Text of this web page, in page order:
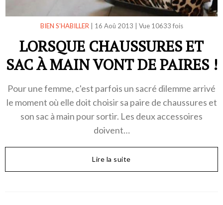
BIEN S’HABILLER| 16 Aoû 2013 Vue 10633 fois
LORSQUE CHAUSSURES ET
SAC À MAIN VONT DE PAIRES !
Pour une femme, c'est parfois un sacré dilemme arrivé
le moment où elle doit choisir sa paire de chaussures et
son sac à main pour sortir. Les deux accessoires
doivent…
Lire la suite